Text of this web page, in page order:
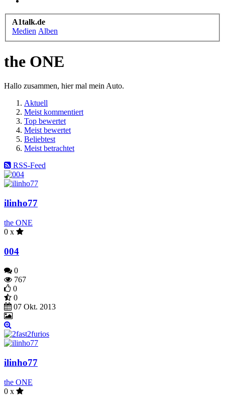
A1talk.de
Medien Alben
the ONE
Hallo zusammen, hier mal mein Auto.
Aktuell
Meist kommentiert
Top bewertet
Meist bewertet
Beliebtest
Meist betrachtet
RSS-Feed
ilinho77
the ONE
0 x
004
0
767
0
0
07 Okt. 2013
ilinho77
the ONE
0 x